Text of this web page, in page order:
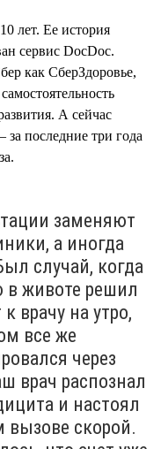
лет. Ее история
сервис DocDoc.
как СберЗдоровье,
А сейчас
за последние три года
заменяют
а иногда
случай, когда
в животе решил
врачу на утро,
все же
через
врач распознал
и настоял
скорой.